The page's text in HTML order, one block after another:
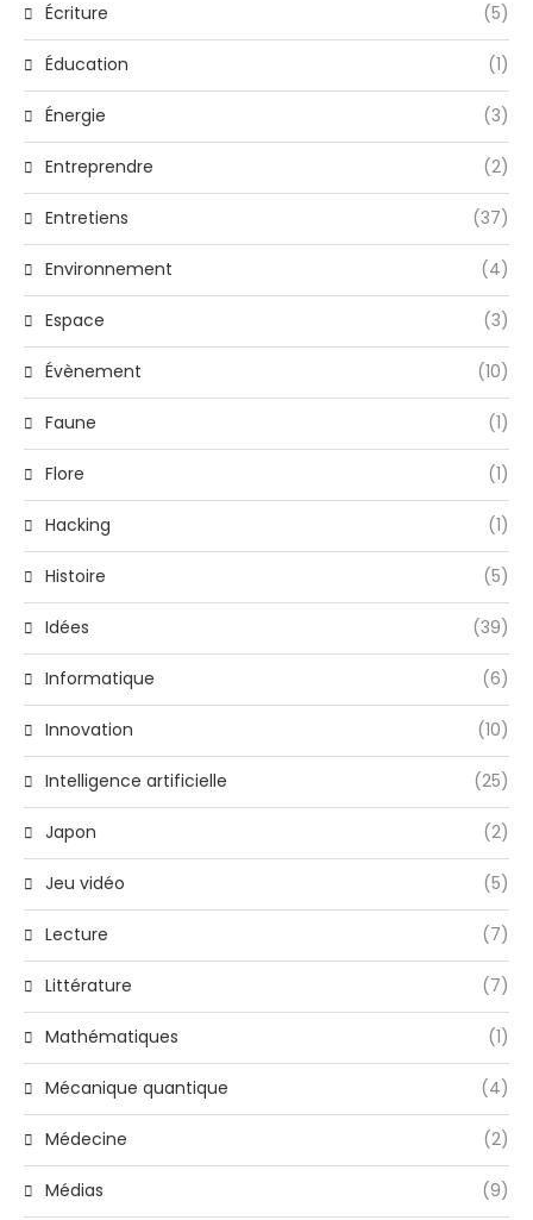
Écriture (5)
Éducation (1)
Énergie (3)
Entreprendre (2)
Entretiens (37)
Environnement (4)
Espace (3)
Évènement (10)
Faune (1)
Flore (1)
Hacking (1)
Histoire (5)
Idées (39)
Informatique (6)
Innovation (10)
Intelligence artificielle (25)
Japon (2)
Jeu vidéo (5)
Lecture (7)
Littérature (7)
Mathématiques (1)
Mécanique quantique (4)
Médecine (2)
Médias (9)